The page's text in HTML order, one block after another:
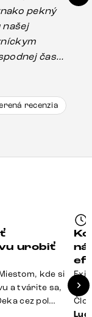
pekný
našej
časti
pristúpili
Delife
recenzia
urobiť
kde si
a tvárite sa,
cez pol
stolík